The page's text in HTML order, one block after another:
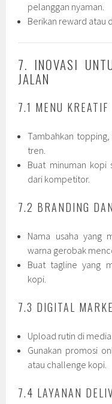
pelanggan nyaman.
Berikan reward atau
7. INOVASI
JALAN
7.1 MENU KREATIF
Tambahkan
tren.
Buat minuman kopi
dari kompetitor.
7.2 BRANDING
Nama usaha yang
warna gerobak
Buat tagline yang
kopi.
7.3 DIGITAL
Upload rutin di
Gunakan promosi
atau challenge kopi.
7.4 LAYANAN